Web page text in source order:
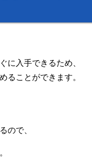
に入手できるため、
ることができます。
ので、